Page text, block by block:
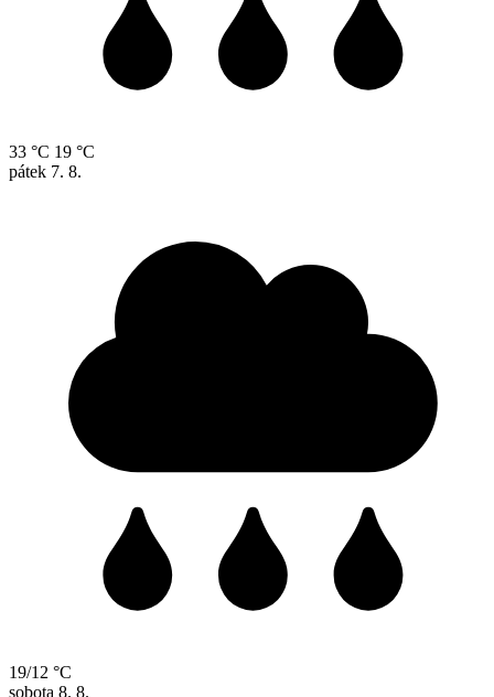
33 °C 19 °C
pátek 7. 8.
19/12 °C
sobota 8. 8.